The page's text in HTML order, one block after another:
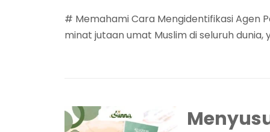
# Memahami Cara Mengidentifikasi Agen
minat jutaan umat Muslim di seluruh dunia,